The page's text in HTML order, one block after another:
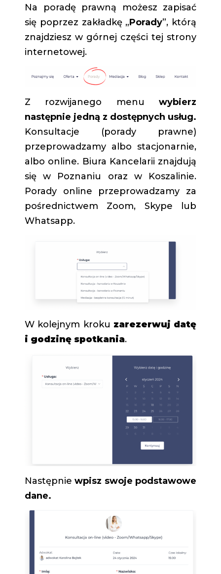
Na poradę prawną możesz zapisać
się poprzez zakładkę „Porady”, którą
znajdziesz w górnej części tej strony
internetowej.
Z rozwijanego menu wybierz
następnie jedną z dostępnych usług.
Konsultacje (porady prawne)
przeprowadzamy albo stacjonarnie,
albo online. Biura Kancelarii znajdują
się w Poznaniu oraz w Koszalinie.
Porady online przeprowadzamy za
pośrednictwem Zoom, Skype lub
Whatsapp.
W kolejnym kroku zarezerwuj datę
i godzinę spotkania.
Następniewpisz swoje podstawowe
dane.